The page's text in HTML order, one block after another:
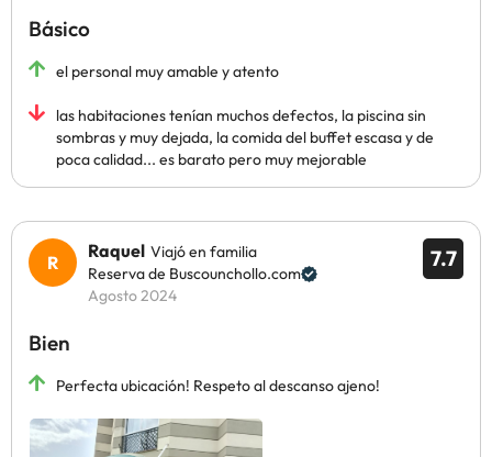
Básico
el personal muy amable y atento
las habitaciones tenían muchos defectos, la piscina sin
sombras y muy dejada, la comida del buffet escasa y de
poca calidad... es barato pero muy mejorable
7.7
Raquel Viajó en familia
Reserva de Buscounchollo.com
Agosto 2024
Bien
Perfecta ubicación! Respeto al descanso ajeno!